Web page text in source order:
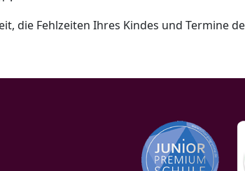
die Fehlzeiten Ihres Kindes und Termine